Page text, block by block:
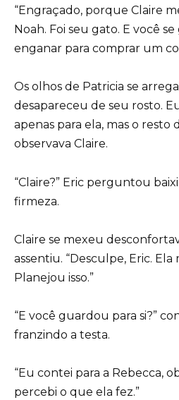
“Engraçado, porque Claire
Noah. Foi seu gato. E você
enganar para comprar um
Os olhos de Patricia se
desapareceu de seu rosto.
apenas para ela, mas o resto
observava Claire.
“Claire?” Eric perguntou
firmeza.
Claire se mexeu
assentiu. “Desculpe, Eric.
Planejou isso.”
“E você guardou para si?”
franzindo a testa.
“Eu contei para a Rebecca,
percebi o que ela fez.”